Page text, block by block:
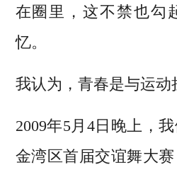
在圈里，这不禁也勾
忆。
我认为，青春是与运动
2009年5月4日晚上，
金湾区首届交谊舞大